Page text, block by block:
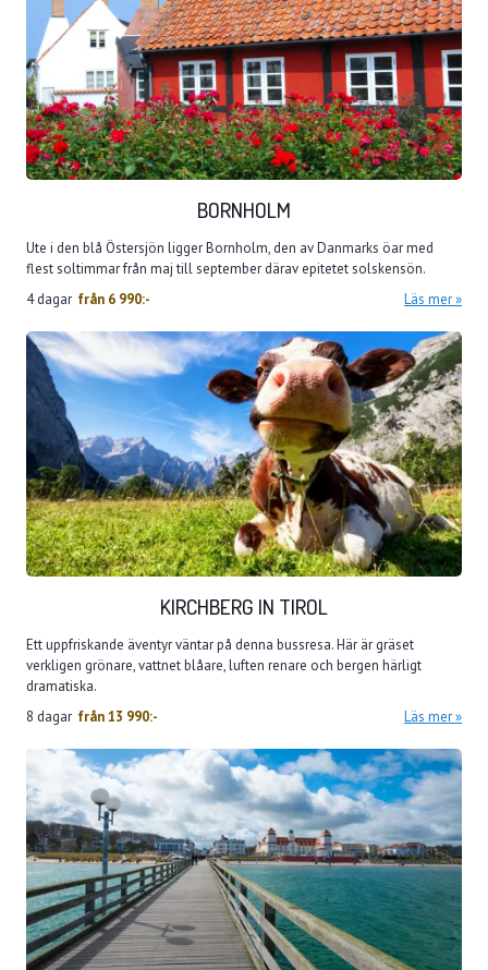
BORNHOLM
Ute i den blå Östersjön ligger Bornholm, den av Danmarks öar med
flest soltimmar från maj till september därav epitetet solskensön.
4 dagar från 6 990:- Läs mer
KIRCHBERG IN TIROL
Ett uppfriskande äventyr väntar på denna bussresa. Här är gräset
verkligen grönare, vattnet blåare, luften renare och bergen härligt
dramatiska.
8 dagar från13 990:- Läs mer